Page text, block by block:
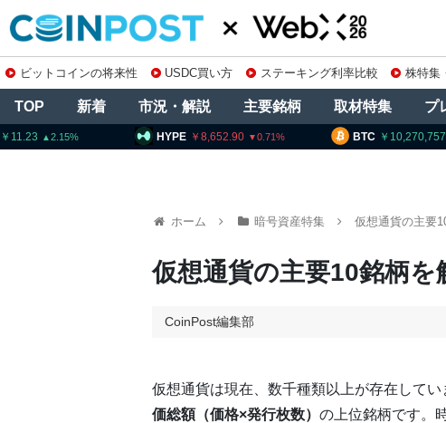
ビットコインの将来性 USDC買い方 ステーキング利率比較 株特集
TOP 新着 市況・解説 主要銘柄 取材特集 プ
BTC 10,270,757 0.47
HYPE 8,652.90 0.71
ホーム 暗号資産特集 仮想通貨の主要
仮想通貨の主要10銘柄
CoinPost編集部
仮想通貨は現在、数千種類以上が存在して
価総額（価格×発行枚数） の上位銘柄です。